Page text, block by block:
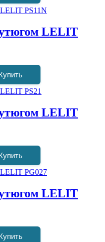
LELIT
LELIT
LELIT